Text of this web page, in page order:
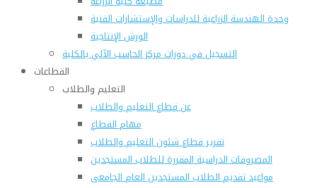
وحدة الهندسة الزراعية للدراسات والإستشارات الفنية
الورش الإنتاجية
التسجيل في دورات مركز الحاسب الآلي بالكلية
القطاعات
التعليم والطلاب
عن قطاع التعليم والطلاب
مهام القطاع
تقرير قطاع شئون التعليم والطلاب
المصروفات الدراسية المقررة للطلاب المستجدين
مواعيد تقديم الطلاب المستجدين العام الجامعى